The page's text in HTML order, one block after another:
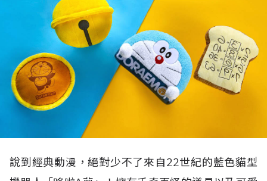
說到經典動漫，絕對少不了來自22世紀的藍色貓型